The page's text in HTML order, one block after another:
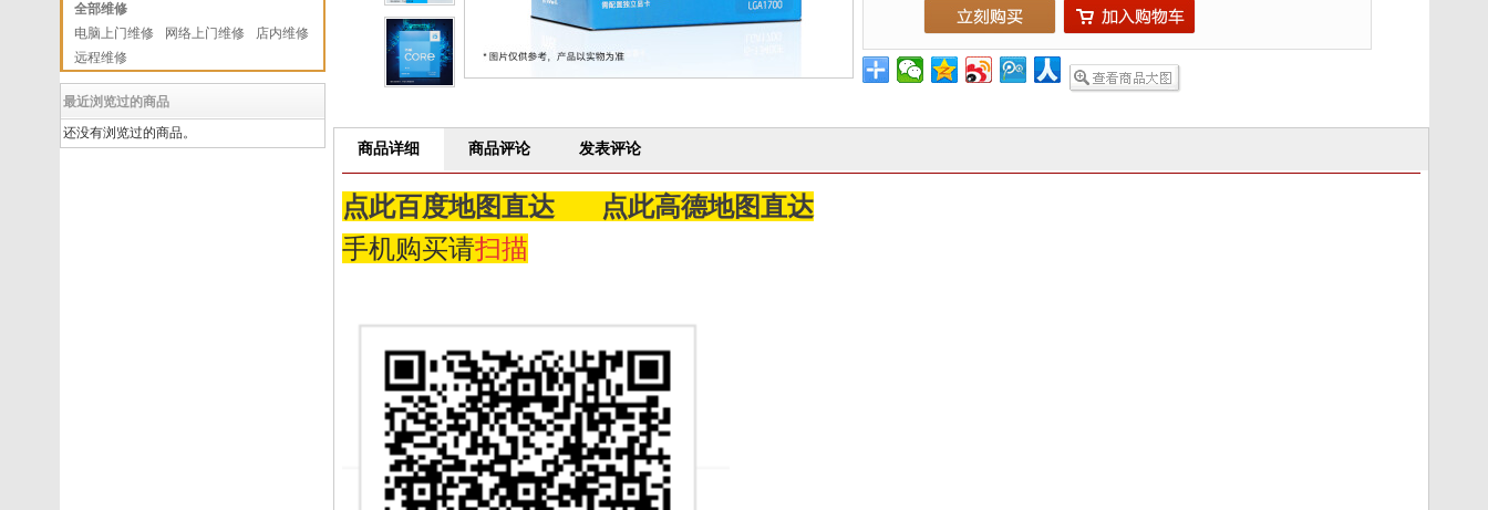
全部维修
电脑上门维修
网络上门维修
店内维修
远程维修
最近浏览过的商品
还没有浏览过的商品。
商品详细 商品评论 发表评论
点此百度地图直达
点此高德地图直达
手机购买请扫描